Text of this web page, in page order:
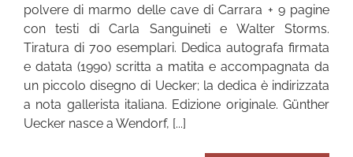
polvere di marmo delle cave di Carrara + 9 pagine
con testi di Carla Sanguineti e Walter Storms.
Tiratura di 700 esemplari. Dedica autografa firmata
e datata (1990) scritta a matita e accompagnata da
un piccolo disegno di Uecker; la dedica è indirizzata
a nota gallerista italiana. Edizione originale. Günther
Uecker nasce a Wendorf, [...]